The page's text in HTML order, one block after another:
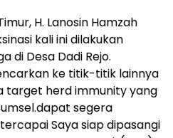
H. Lanosin Hamzah
kali ini dilakukan
di Desa Dadi Rejo.
ke titik-titik lainnya
target herd immunity yang
segera
Saya siap dipasangi